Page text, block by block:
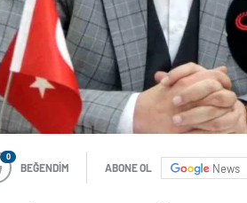
0
BEĞENDİM ABONE OL News